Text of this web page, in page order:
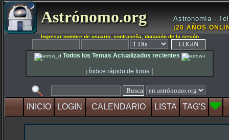
Astrónomo.org Astronomía ·
¡20 AÑOS
Ingresar nombre de usuario, contraseña, duración de la sesión
Todos los Temas Actualizados recientes
| Índice rápido de foros |
INICIO LOGIN CALENDARIO LISTA TAG'S